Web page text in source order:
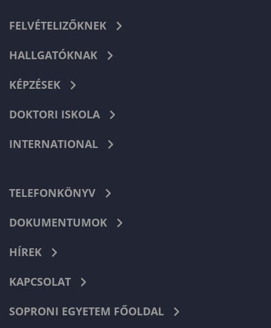
FELVÉTELIZŐKNEK
HALLGATÓKNAK
KÉPZÉSEK
DOKTORI ISKOLA
INTERNATIONAL
TELEFONKÖNYV
DOKUMENTUMOK
HÍREK
KAPCSOLAT
SOPRONI EGYETEM FŐOLDAL